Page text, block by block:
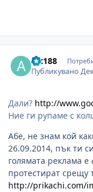
alx188
Публикувано
Дали? http://
Ние ги рупаме с
Абе, не знам кой
26.09.2014, пък ти
голямата реклама
протестират срещу
http://prikachi.com/